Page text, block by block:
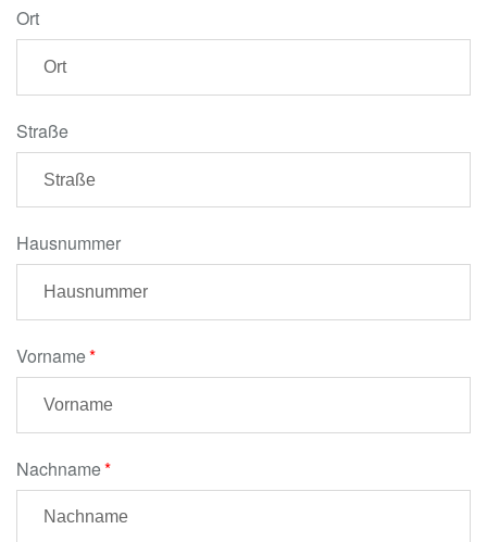
Ort
Straße
Hausnummer
Vorname
Nachname